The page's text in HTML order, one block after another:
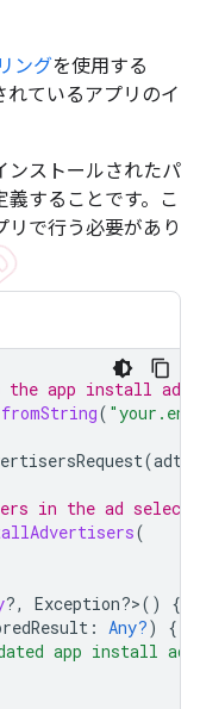
ングを使用する
れているアプリのイ
ンストールされたパ
義することです。こ
リで行う必要があり
the app install
fromString(
(
in the ad
(
?, Exception?>( )
{
: Any?)
{
app install